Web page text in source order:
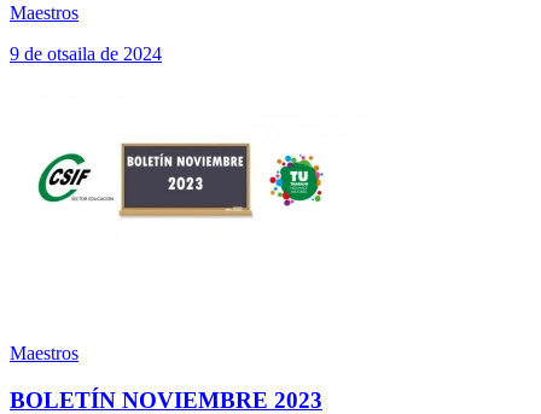
Maestros
9 de otsaila de 2024
Maestros
BOLETÍN NOVIEMBRE 2023